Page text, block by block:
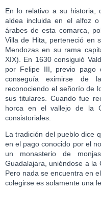
En lo relativo a su historia,
aldea incluida en el alfoz
árabes de esta comarca,
Villa de Hita, perteneció en
Mendozas en su rama
XIX). En 1630 consiguió
por Felipe III, previo pago
conseguía eximirse de
reconociendo el señorío de
sus titulares. Cuando fue
horca en el vallejo de la
consistoriales.
La tradición del pueblo dice
en el pago conocido por el
un monasterio de
Guadalajara, uniéndose a la
Pero nada se encuentra en
colegirse es solamente una